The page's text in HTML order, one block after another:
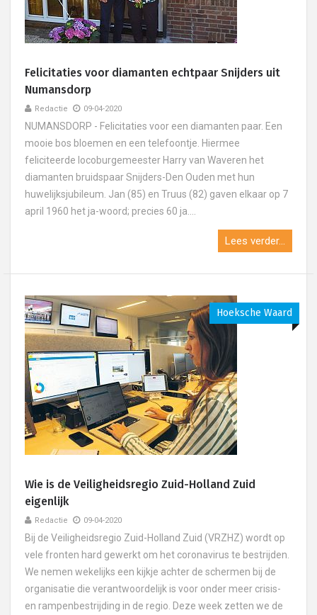
Felicitaties voor diamanten echtpaar Snijders uit
Numansdorp
Redactie 09-04-2020
NUMANSDORP - Felicitaties voor een diamanten paar. Een
mooie bos bloemen en een telefoontje. Hiermee
feliciteerde locoburgemeester Harry van Waveren het
diamanten bruidspaar Snijders-Den Ouden met hun
huwelijksjubileum. Jan (85) en Truus (82) gaven elkaar op 7
april 1960 het ja-woord; precies 60 ja....
Lees verder...
Hoeksche Waard
Wie is de Veiligheidsregio Zuid-Holland Zuid
eigenlijk
Redactie 09-04-2020
Bij de Veiligheidsregio Zuid-Holland Zuid (VRZHZ) wordt op
vele fronten hard gewerkt om het coronavirus te bestrijden.
We nemen wekelijks een kijkje achter de schermen bij de
organisatie die verantwoordelijk is voor onder meer crisis-
en rampenbestrijding in de regio. Deze week zetten we de